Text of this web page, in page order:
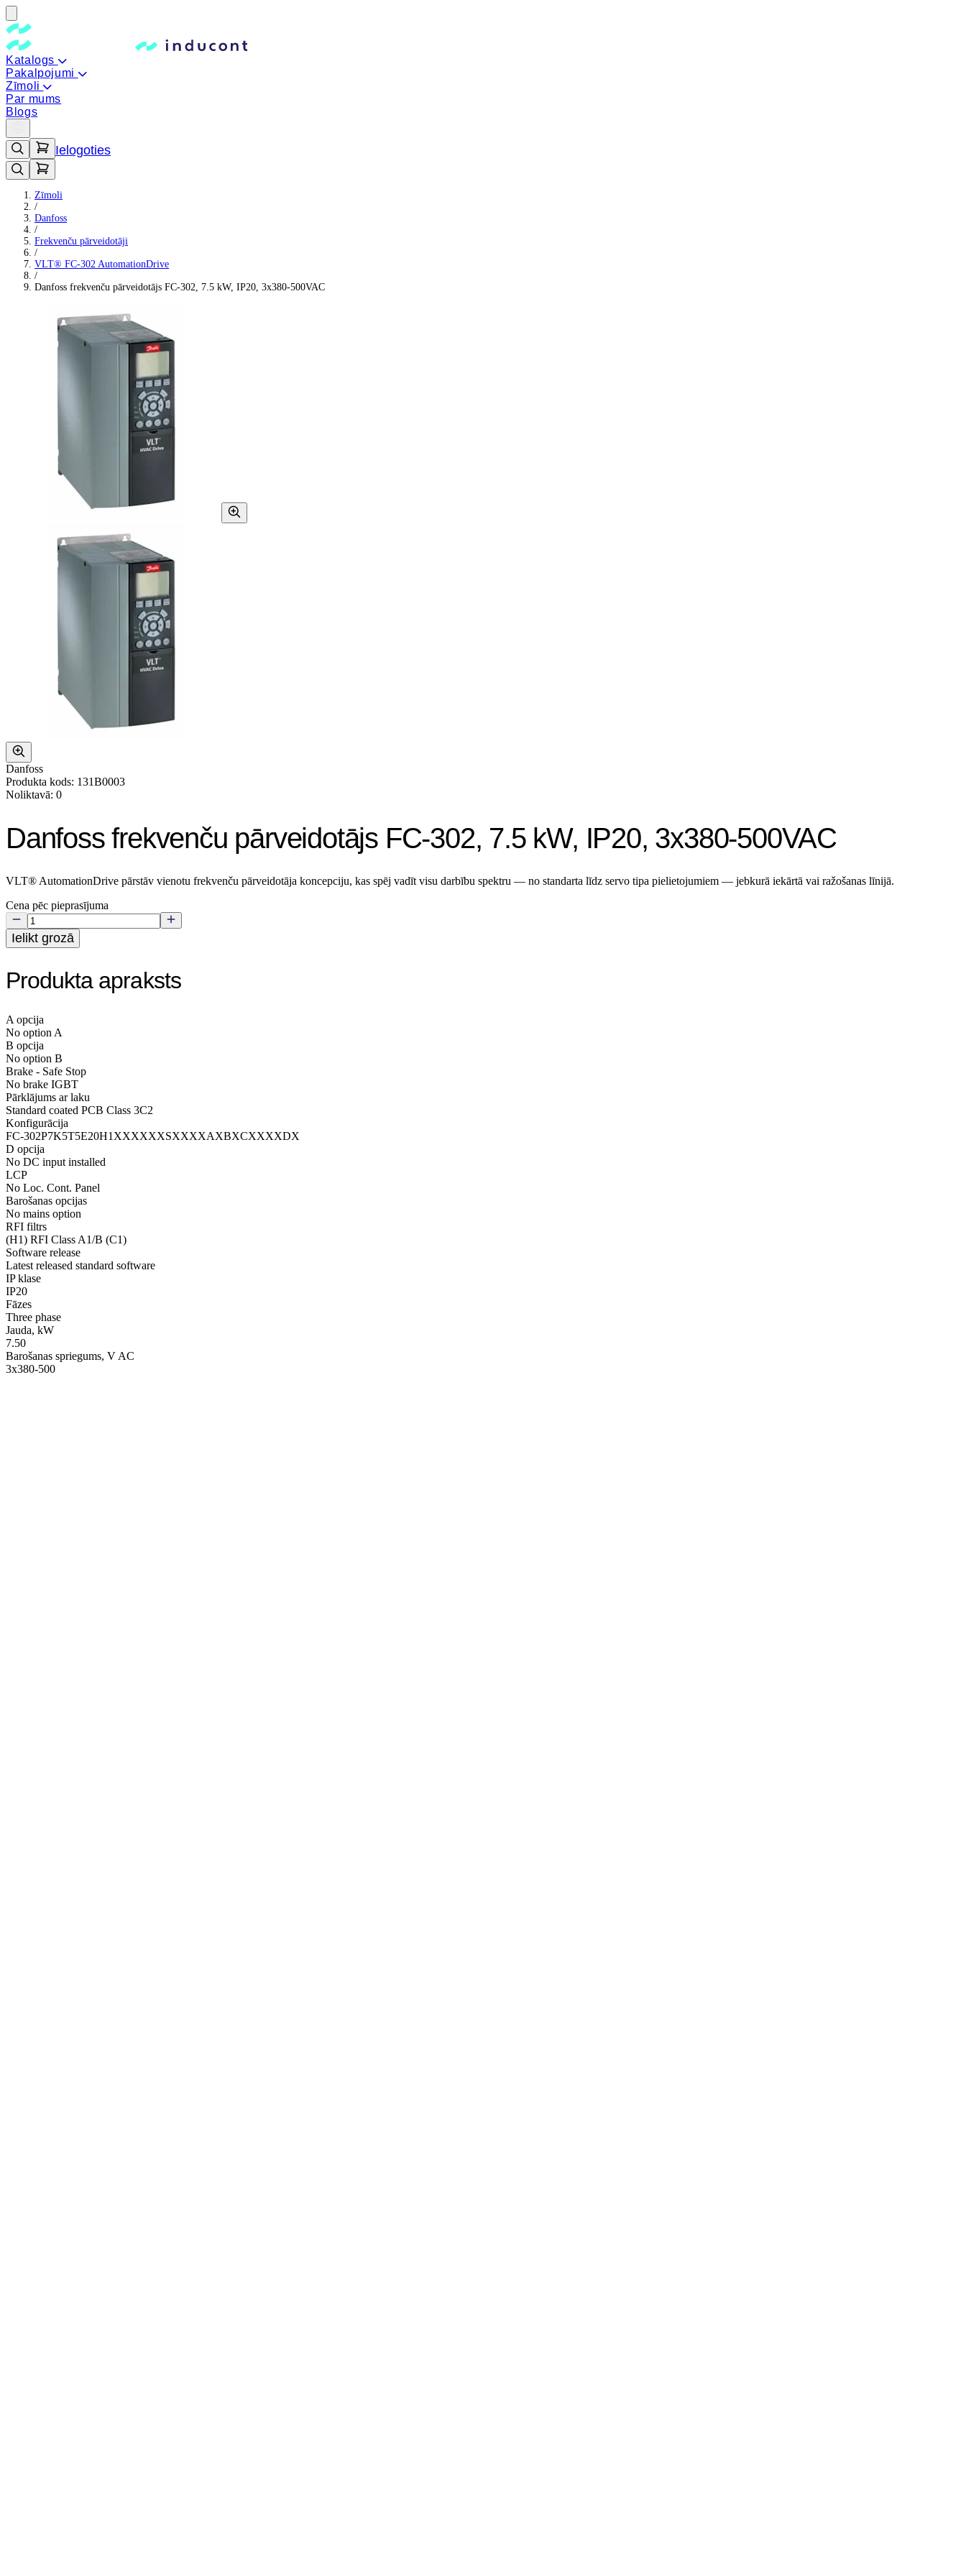
Katalogs
Pakalpojumi
Zīmoli
Par mums
Blogs
Ielogoties
Zīmoli
/
Danfoss
/
Frekvenču pārveidotāji
/
VLT® FC-302 AutomationDrive
/
Danfoss frekvenču pārveidotājs FC-302, 7.5 kW, IP20, 3x380-500VAC
Danfoss
Produkta kods: 131B0003
Noliktavā: 0
Danfoss frekvenču pārveidotājs FC-302, 7.5 kW, IP20, 3x380-500VAC
VLT® AutomationDrive pārstāv vienotu frekvenču pārveidotāja koncepciju, kas spēj vadīt visu darbību spektru — no standarta līdz servo tipa pielietojumiem — jebkurā iekārtā vai ražošanas līnijā.
Cena pēc pieprasījuma
Ielikt grozā
Produkta apraksts
A opcija
No option A
B opcija
No option B
Brake - Safe Stop
No brake IGBT
Pārklājums ar laku
Standard coated PCB Class 3C2
Konfigurācija
FC-302P7K5T5E20H1XXXXXXSXXXXAXBXCXXXXDX
D opcija
No DC input installed
LCP
No Loc. Cont. Panel
Barošanas opcijas
No mains option
RFI filtrs
(H1) RFI Class A1/B (C1)
Software release
Latest released standard software
IP klase
IP20
Fāzes
Three phase
Jauda, kW
7.50
Barošanas spriegums, V AC
3x380-500